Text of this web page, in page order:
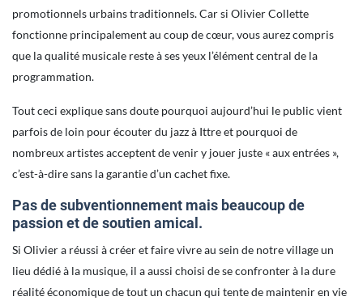
promotionnels urbains traditionnels. Car si Olivier Collette
fonctionne principalement au coup de cœur, vous aurez compris
que la qualité musicale reste à ses yeux l’élément central de la
programmation.
Tout ceci explique sans doute pourquoi aujourd’hui le public vient
parfois de loin pour écouter du jazz à Ittre et pourquoi de
nombreux artistes acceptent de venir y jouer juste « aux entrées »,
c’est-à-dire sans la garantie d’un cachet fixe.
Pas de subventionnement mais beaucoup de
passion et de soutien amical.
Si Olivier a réussi à créer et faire vivre au sein de notre village un
lieu dédié à la musique, il a aussi choisi de se confronter à la dure
réalité économique de tout un chacun qui tente de maintenir en vie